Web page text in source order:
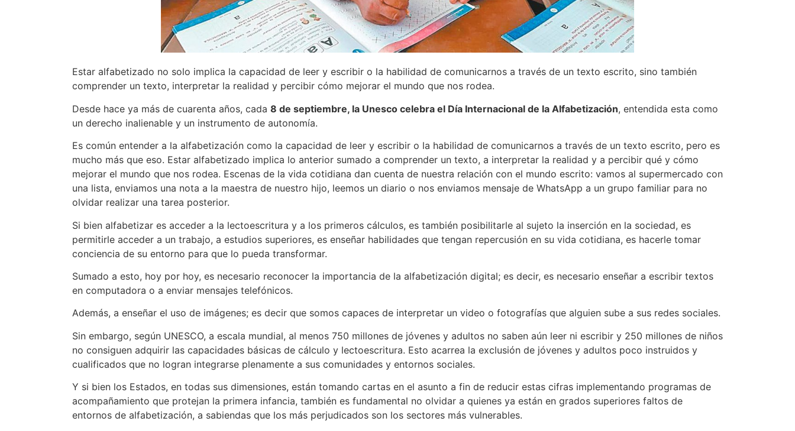
Estar alfabetizado no solo implica la capacidad de leer y escribir o la habilidad de comunicarnos a través de un texto escrito, sino también
comprender un texto, interpretar la realidad y percibir cómo mejorar el mundo que nos rodea.
Desde hace ya más de cuarenta años, cada 8 de septiembre, la Unesco celebra el Día Internacional de la Alfabetización, entendida esta como
un derecho inalienable y un instrumento de autonomía.
Es común entender a la alfabetización como la capacidad de leer y escribir o la habilidad de comunicarnos a través de un texto escrito, pero es
mucho más que eso. Estar alfabetizado implica lo anterior sumado a comprender un texto, a interpretar la realidad y a percibir qué y cómo
mejorar el mundo que nos rodea. Escenas de la vida cotidiana dan cuenta de nuestra relación con el mundo escrito: vamos al supermercado con
una lista, enviamos una nota a la maestra de nuestro hijo, leemos un diario o nos enviamos mensaje de WhatsApp a un grupo familiar para no
olvidar realizar una tarea posterior.
Si bien alfabetizar es acceder a la lectoescritura y a los primeros cálculos, es también posibilitarle al sujeto la inserción en la sociedad, es
permitirle acceder a un trabajo, a estudios superiores, es enseñar habilidades que tengan repercusión en su vida cotidiana, es hacerle tomar
conciencia de su entorno para que lo pueda transformar.
Sumado a esto, hoy por hoy, es necesario reconocer la importancia de la alfabetización digital; es decir, es necesario enseñar a escribir textos
en computadora o a enviar mensajes telefónicos.
Además, a enseñar el uso de imágenes; es decir que somos capaces de interpretar un video o fotografías que alguien sube a sus redes sociales.
Sin embargo, según UNESCO, a escala mundial, al menos 750 millones de jóvenes y adultos no saben aún leer ni escribir y 250 millones de niños
no consiguen adquirir las capacidades básicas de cálculo y lectoescritura. Esto acarrea la exclusión de jóvenes y adultos poco instruidos y
cualificados que no logran integrarse plenamente a sus comunidades y entornos sociales.
Y si bien los Estados, en todas sus dimensiones, están tomando cartas en el asunto a fin de reducir estas cifras implementando programas de
acompañamiento que protejan la primera infancia, también es fundamental no olvidar a quienes ya están en grados superiores faltos de
entornos de alfabetización, a sabiendas que los más perjudicados son los sectores más vulnerables.